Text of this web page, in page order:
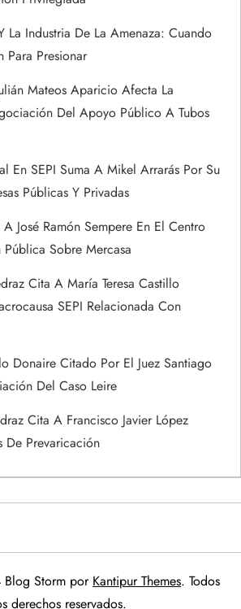
La Industria De La Amenaza: Cuando
Para Presionar
Mateos Aparicio Afecta La
Del Apoyo Público A Tubos
En SEPI Suma A Mikel Arrarás Por Su
Públicas Y Privadas
José Ramón Sempere En El Centro
Sobre Mercasa
Cita A María Teresa Castillo
SEPI Relacionada Con
Donaire Citado Por El Juez Santiago
Del Caso Leire
Cita A Francisco Javier López
De Prevaricación
Storm por Kantipur Themes. Todos
derechos reservados.